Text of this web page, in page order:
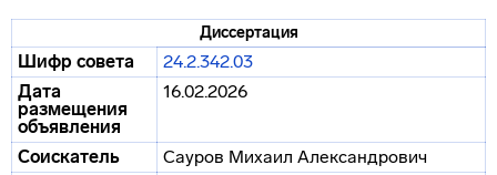
Диссертация
Шифр совета
24.2.342.03
Дата
размещения
объявления
16.02.2026
Соискатель
Сауров Михаил Александрович